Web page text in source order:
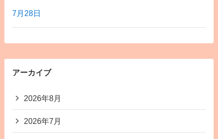
7月28日
アーカイブ
2026年8月
2026年7月